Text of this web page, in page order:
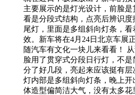
主要展示的是灯光设计，前脸
看是分段式结构，点亮后辨识
尾灯，里面是多组斜向灯条，
效。新车将在4月24日北京车展
随汽车有文化一块儿来看看！
脸用了贯穿式分段日行灯，不
分了好几段，亮起来应该挺有
灯内部是多组斜向灯条，晚上
体造型偏简洁大气，没有太多